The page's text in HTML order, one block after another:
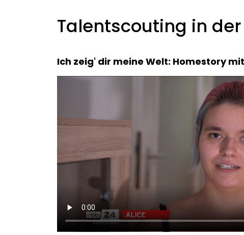
Talentscouting in
Ich zeig' dir meine Welt: Homestory